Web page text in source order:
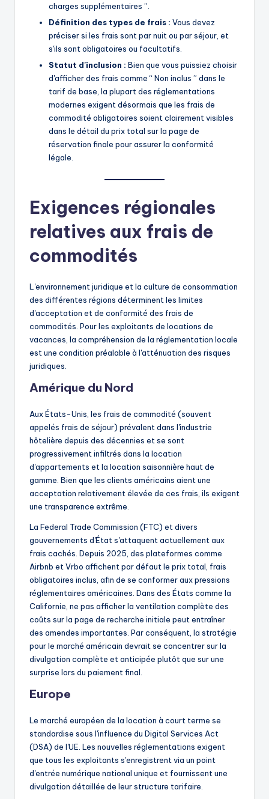
charges supplémentaires ”.
Définition des types de frais : Vous devez
préciser si les frais sont par nuit ou par séjour, et
s'ils sont obligatoires ou facultatifs.
Statut d'inclusion : Bien que vous puissiez choisir
d'afficher des frais comme “ Non inclus ” dans le
tarif de base, la plupart des réglementations
modernes exigent désormais que les frais de
commodité obligatoires soient clairement visibles
dans le détail du prix total sur la page de
réservation finale pour assurer la conformité
légale.
Exigences régionales
relatives aux frais de
commodités
L'environnement juridique et la culture de consommation
des différentes régions déterminent les limites
d'acceptation et de conformité des frais de
commodités. Pour les exploitants de locations de
vacances, la compréhension de la réglementation locale
est une condition préalable à l'atténuation des risques
juridiques.
Amérique du Nord
Aux États-Unis, les frais de commodité (souvent
appelés frais de séjour) prévalent dans l'industrie
hôtelière depuis des décennies et se sont
progressivement infiltrés dans la location
d'appartements et la location saisonnière haut de
gamme. Bien que les clients américains aient une
acceptation relativement élevée de ces frais, ils exigent
une transparence extrême.
La Federal Trade Commission (FTC) et divers
gouvernements d'État s'attaquent actuellement aux
frais cachés. Depuis 2025, des plateformes comme
Airbnb et Vrbo affichent par défaut le prix total, frais
obligatoires inclus, afin de se conformer aux pressions
réglementaires américaines. Dans des États comme la
Californie, ne pas afficher la ventilation complète des
coûts sur la page de recherche initiale peut entraîner
des amendes importantes. Par conséquent, la stratégie
pour le marché américain devrait se concentrer sur la
divulgation complète et anticipée plutôt que sur une
surprise lors du paiement final.
Europe
Le marché européen de la location à court terme se
standardise sous l'influence du Digital Services Act
(DSA) de l'UE. Les nouvelles réglementations exigent
que tous les exploitants s'enregistrent via un point
d'entrée numérique national unique et fournissent une
divulgation détaillée de leur structure tarifaire.